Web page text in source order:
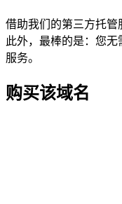
借助我们的第三方托管
此外，最棒的是：您
服务。
购买该域名